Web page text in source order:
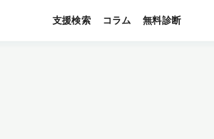
支援検索 コラム 無料診断